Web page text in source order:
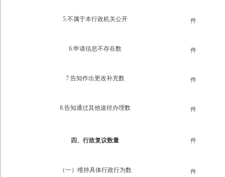
5.不属于本行政机关公开 件
6.申请信息不存在数 件
7.告知作出更改补充数 件
8.告知通过其他途径办理数 件
四、行政复议数量 件
（一）维持具体行政行为数 件